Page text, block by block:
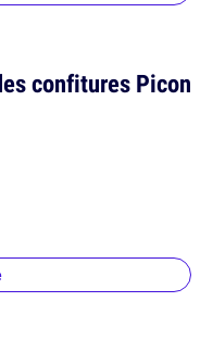
confitures Picon